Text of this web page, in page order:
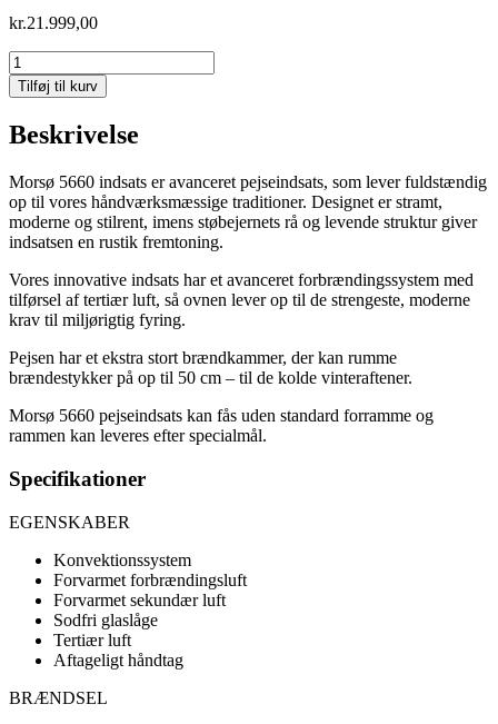
kr.21.999,00
MORSØ
5660
INDSATS
Tilføj til kurv
Beskrivelse
Morsø 5660 indsats er avanceret pejseindsats, som lever fuldstændig
op til vores håndværksmæssige traditioner. Designet er stramt,
moderne og stilrent, imens støbejernets rå og levende struktur giver
indsatsen en rustik fremtoning.
Vores innovative indsats har et avanceret forbrændingssystem med
tilførsel af tertiær luft, så ovnen lever op til de strengeste, moderne
krav til miljørigtig fyring.
Pejsen har et ekstra stort brændkammer, der kan rumme
brændestykker på op til 50 cm – til de kolde vinteraftener.
Morsø 5660 pejseindsats kan fås uden standard forramme og
rammen kan leveres efter specialmål.
Specifikationer
EGENSKABER
Konvektionssystem
Forvarmet forbrændingsluft
Forvarmet sekundær luft
Sodfri glaslåge
Tertiær luft
Aftageligt håndtag
BRÆNDSEL